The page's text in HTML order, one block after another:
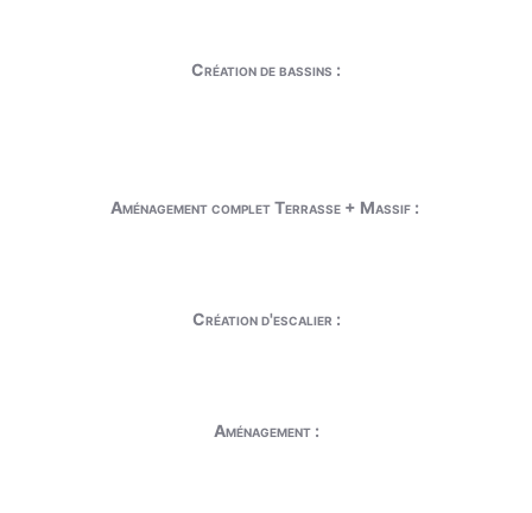
Création de bassins :
Aménagement complet Terrasse + Massif :
Création d'escalier :
Aménagement :